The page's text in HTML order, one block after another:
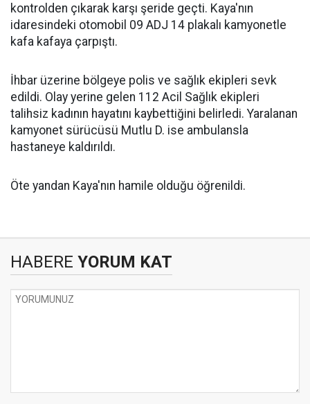
kontrolden çıkarak karşı şeride geçti. Kaya'nın
idaresindeki otomobil 09 ADJ 14 plakalı kamyonetle
kafa kafaya çarpıştı.
İhbar üzerine bölgeye polis ve sağlık ekipleri sevk
edildi. Olay yerine gelen 112 Acil Sağlık ekipleri
talihsiz kadının hayatını kaybettiğini belirledi. Yaralanan
kamyonet sürücüsü Mutlu D. ise ambulansla
hastaneye kaldırıldı.
Öte yandan Kaya'nın hamile olduğu öğrenildi.
HABERE YORUM KAT